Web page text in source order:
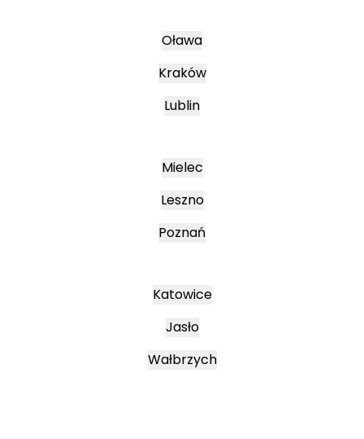
Oława
Kraków
Lublin
Mielec
Leszno
Poznań
Katowice
Jasło
Wałbrzych